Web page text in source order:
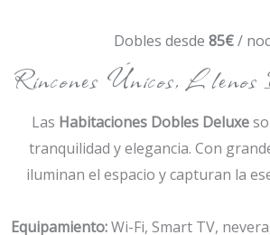
Dobles desde 85€/
Rincones Únicos,
Las Habitaciones Dobles Deluxe
tranquilidad y elegancia. Con
iluminan el espacio y capturan la
Equipamiento:Wi-Fi, Smart TV,